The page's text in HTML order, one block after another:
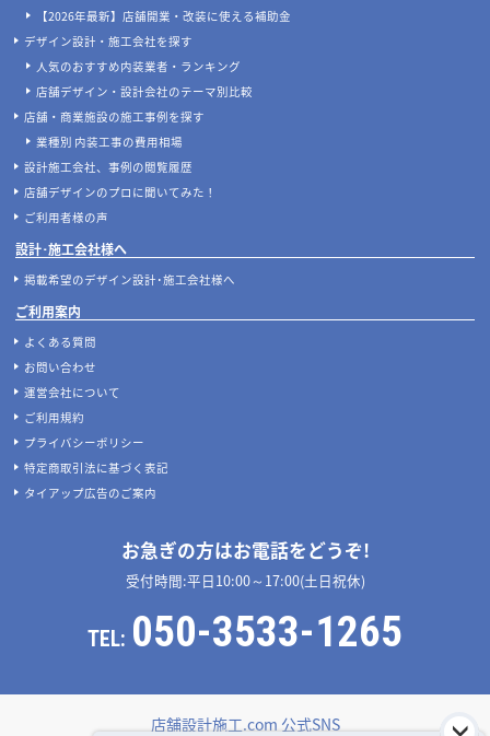
【2026年最新】店舗開業・改装に使える補助金
デザイン設計・施工会社を探す
人気のおすすめ内装業者・ランキング
店舗デザイン・設計会社のテーマ別比較
店舗・商業施設の施工事例を探す
業種別 内装工事の費用相場
設計施工会社、事例の閲覧履歴
店舗デザインのプロに聞いてみた！
ご利用者様の声
設計･施工会社様へ
掲載希望のデザイン設計･施工会社様へ
ご利用案内
よくある質問
お問い合わせ
運営会社について
ご利用規約
プライバシーポリシー
特定商取引法に基づく表記
タイアップ広告のご案内
お急ぎの方はお電話をどうぞ!
受付時間:平日10:00～17:00(土日祝休)
TEL: 050-3533-1265
店舗設計施工.com 公式SNS